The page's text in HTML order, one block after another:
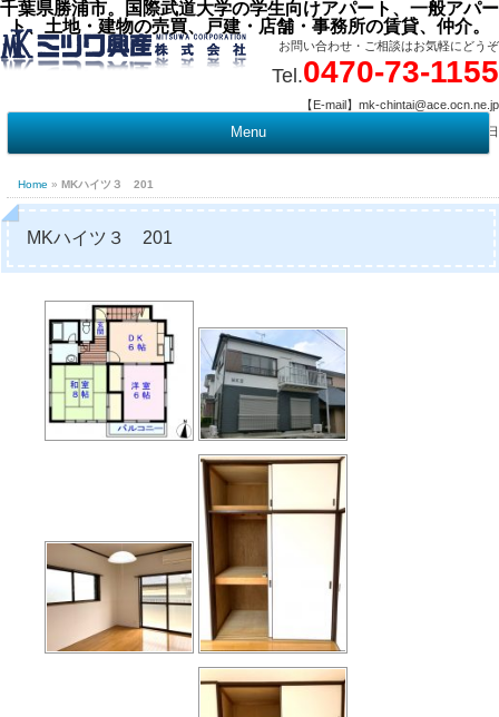
千葉県勝浦市。国際武道大学の学生向けアパート、一般アパー
ト、土地・建物の売買、戸建・店舗・事務所の賃貸、仲介。
お問い合わせ・ご相談はお気軽にどうぞ
Tel.0470-73-1155
【E-mail】mk-chintai@ace.ocn.ne.jp
【営業時間】09:00 ～ 17:15 【定 休 日】水曜・祭日
Menu
Home » MKハイツ３ 201
MKハイツ３ 201